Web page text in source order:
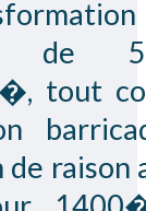
de
tout
raison